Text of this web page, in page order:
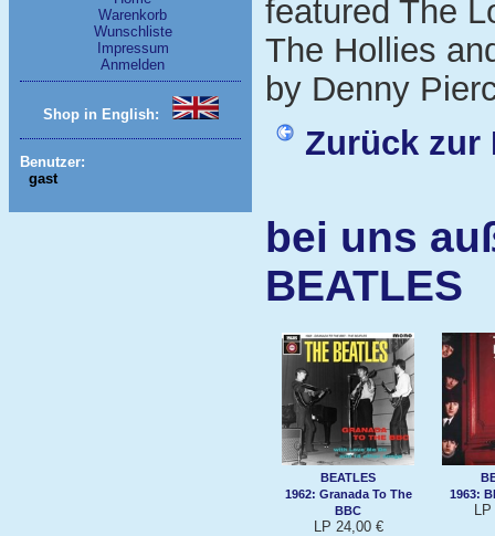
Warenkorb
Wunschliste
Impressum
Anmelden
Shop in English:
Benutzer:
gast
featured The
The Hollies
by Denny
Zurück zur
bei uns
BEATLES
BEATLES
1962: Granada To The
BBC
LP 24,00 €
1963:
LP